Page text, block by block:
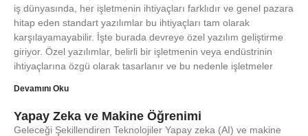
iş dünyasında, her işletmenin ihtiyaçları farklıdır ve genel pazara
hitap eden standart yazılımlar bu ihtiyaçları tam olarak
karşılayamayabilir. İşte burada devreye özel yazılım geliştirme
giriyor. Özel yazılımlar, belirli bir işletmenin veya endüstrinin
ihtiyaçlarına özgü olarak tasarlanır ve bu nedenle işletmeler
Devamını Oku
Yapay Zeka ve Makine Öğrenimi
Geleceği Şekillendiren Teknolojiler Yapay zeka (AI) ve makine